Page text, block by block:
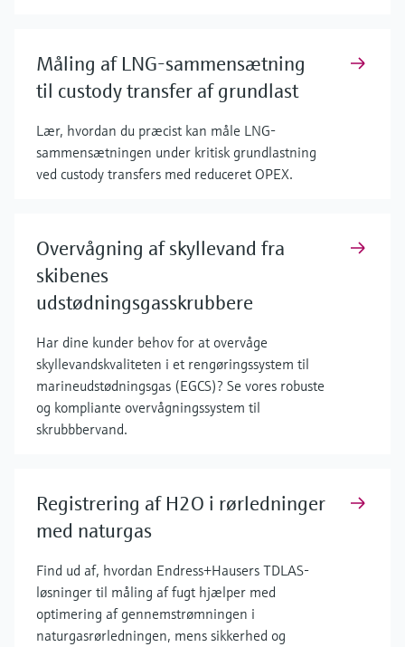
Måling af LNG-sammensætning
til custody transfer af grundlast
Lær, hvordan du præcist kan måle LNG-
sammensætningen under kritisk grundlastning
ved custody transfers med reduceret OPEX.
Overvågning af skyllevand fra
skibenes
udstødningsgasskrubbere
Har dine kunder behov for at overvåge
skyllevandskvaliteten i et rengøringssystem til
marineudstødningsgas (EGCS)? Se vores robuste
og kompliante overvågningssystem til
skrubbbervand.
Registrering af H2O i rørledninger
med naturgas
Find ud af, hvordan Endress+Hausers TDLAS-
løsninger til måling af fugt hjælper med
optimering af gennemstrømningen i
naturgasrørledningen, mens sikkerhed og